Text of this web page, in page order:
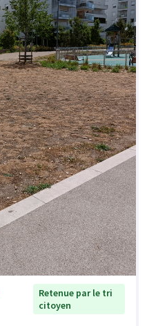
Retenue par le tri
citoyen